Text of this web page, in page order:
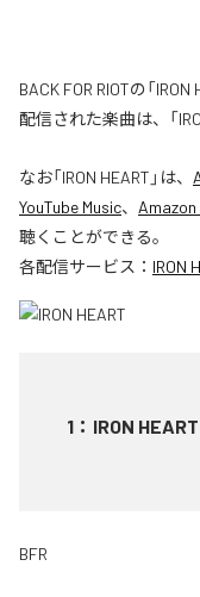
BACK FOR RIOTの「
配信された楽曲は、「
なお「IRON HEART 」は、
YouTube Music、
聴くことができる。
各配信サービス： IRON
1 ： IRON HEART
BFR